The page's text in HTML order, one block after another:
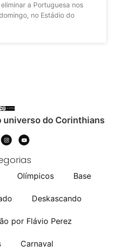
a Portuguesa nos
no Estádio do
universo do Corinthians
Olímpicos Base
Deskascando
por Flávio Perez
Carnaval